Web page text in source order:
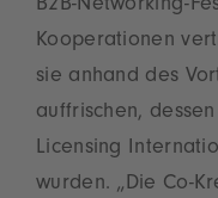
B2B-Networking-
Kooperationen
sie anhand des
auffrischen,
Licensing
wurden. „Die Co-